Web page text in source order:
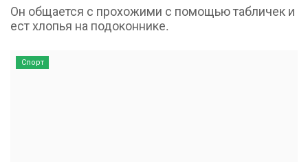
Он общается с прохожими с помощью табличек и
ест хлопья на подоконнике.
Спорт